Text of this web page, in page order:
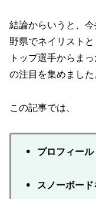
結論からいうと、
野県でネイリスト
トップ選手からま
の注目を集めました
この記事では、
• プロフィール
• スノーボード